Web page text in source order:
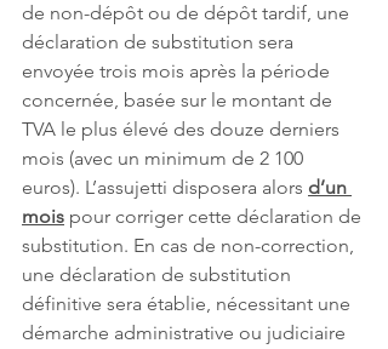
de non-dépôt ou de dépôt tardif, une
déclaration de substitution sera
envoyée trois mois après la période
concernée, basée sur le montant de
TVA le plus élevé des douze derniers
mois (avec un minimum de 2 100
euros). L’assujetti disposera alors d’un
mois pour corriger cette déclaration de
substitution. En cas de non-correction,
une déclaration de substitution
définitive sera établie, nécessitant une
démarche administrative ou judiciaire